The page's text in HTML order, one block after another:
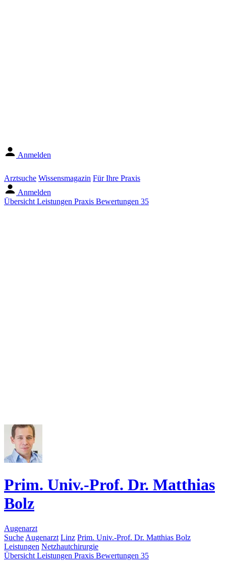
Anmelden
Arztsuche Wissensmagazin Für Ihre Praxis
Anmelden
Übersicht Leistungen Praxis Bewertungen 35
Prim. Univ.-Prof. Dr. Matthias
Bolz
Augenarzt
Suche Augenarzt Linz Prim. Univ.-Prof. Dr. Matthias Bolz
Leistungen Netzhautchirurgie
Übersicht Leistungen Praxis Bewertungen 35